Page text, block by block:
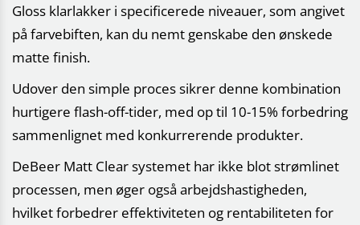
Gloss klarlakker i specificerede niveauer, som angivet
på farvebiften, kan du nemt genskabe den ønskede
matte finish.
Udover den simple proces sikrer denne kombination
hurtigere flash-off-tider, med op til 10-15% forbedring
sammenlignet med konkurrerende produkter.
DeBeer Matt Clear systemet har ikke blot strømlinet
processen, men øger også arbejdshastigheden,
hvilket forbedrer effektiviteten og rentabiliteten for